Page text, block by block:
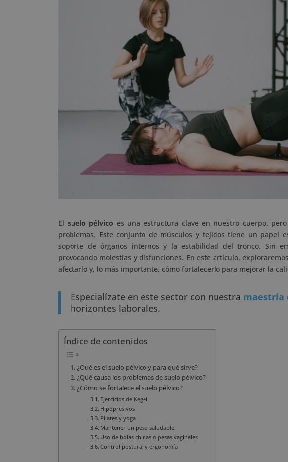
El suelo pélvico es una estructura clave en nuestro cuerpo,
problemas. Este conjunto de músculos y tejidos tiene un papel
soporte de órganos internos y la estabilidad del tronco. Sin
provocando molestias y disfunciones. En este artículo,
afectarlo y, lo más importante, cómo fortalecerlo para mejorar la
Especialízate en este sector con nuestra maestría
horizontes laborales.
Índice de contenidos
¿Qué es el suelo pélvico y para qué sirve?
¿Qué causa los problemas de suelo pélvico?
¿Cómo se fortalece el suelo pélvico?
Ejercicios de Kegel
Hipopresivos
Pilates y yoga
Mantener un peso saludable
Uso de bolas chinas o pesas vaginales
Control postural y ergonomía